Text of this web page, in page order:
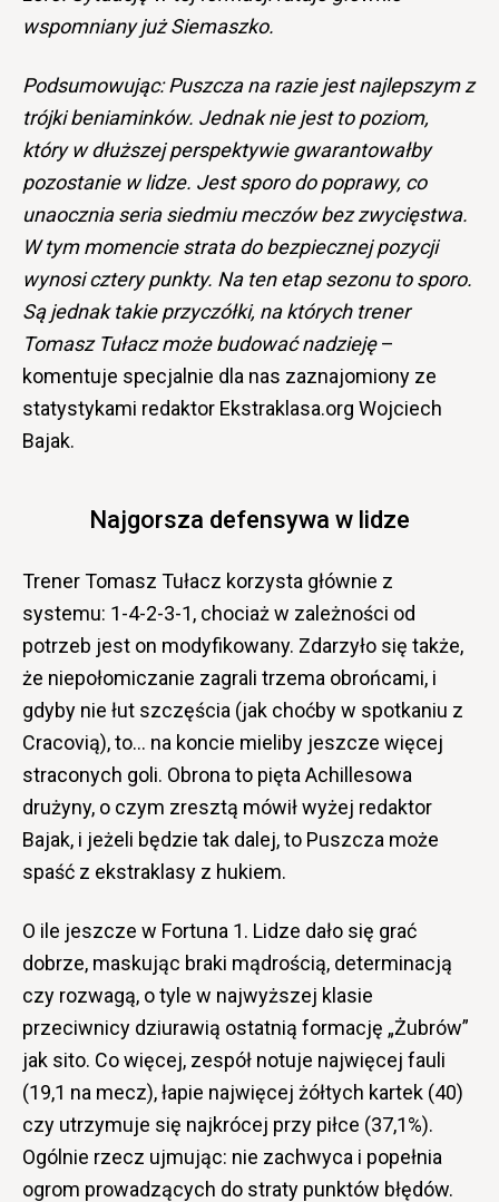
wspomniany już Siemaszko.
Podsumowując: Puszcza na razie jest najlepszym z
trójki beniaminków. Jednak nie jest to poziom,
który w dłuższej perspektywie gwarantowałby
pozostanie w lidze. Jest sporo do poprawy, co
unaocznia seria siedmiu meczów bez zwycięstwa.
W tym momencie strata do bezpiecznej pozycji
wynosi cztery punkty. Na ten etap sezonu to sporo.
Są jednak takie przyczółki, na których trener
Tomasz Tułacz może budować nadzieję–
komentuje specjalnie dla nas zaznajomiony ze
statystykami redaktor Ekstraklasa.org Wojciech
Bajak.
Najgorsza defensywa w lidze
Trener Tomasz Tułacz korzysta głównie z
systemu: 1-4-2-3-1, chociaż w zależności od
potrzeb jest on modyfikowany. Zdarzyło się także,
że niepołomiczanie zagrali trzema obrońcami, i
gdyby nie łut szczęścia (jak choćby w spotkaniu z
Cracovią), to… na koncie mieliby jeszcze więcej
straconych goli. Obrona to pięta Achillesowa
drużyny, o czym zresztą mówił wyżej redaktor
Bajak, i jeżeli będzie tak dalej, to Puszcza może
spaść z ekstraklasy z hukiem.
O ile jeszcze w Fortuna 1. Lidze dało się grać
dobrze, maskując braki mądrością, determinacją
czy rozwagą, o tyle w najwyższej klasie
przeciwnicy dziurawią ostatnią formację „Żubrów”
jak sito. Co więcej, zespół notuje najwięcej fauli
(19,1 na mecz), łapie najwięcej żółtych kartek (40)
czy utrzymuje się najkrócej przy piłce (37,1%).
Ogólnie rzecz ujmując: nie zachwyca i popełnia
ogrom prowadzących do straty punktów błędów.